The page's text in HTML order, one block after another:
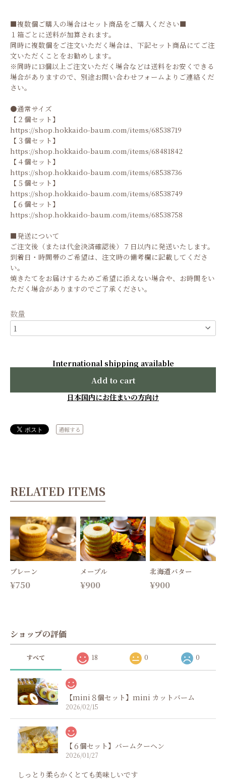
■複数個ご購入の場合はセット商品をご購入ください■
１箱ごとに送料が加算されます。
同時に複数個をご注文いただく場合は、下記セット商品にてご注
文いただくことをお勧めします。
※同時に13個以上ご注文いただく場合などは送料をお安くできる
場合がありますので、別途お問い合わせフォームよりご連絡くだ
さい。
●通常サイズ
【２個セット】
https://shop.hokkaido-baum.com/items/68538719
【３個セット】
https://shop.hokkaido-baum.com/items/68481842
【４個セット】
https://shop.hokkaido-baum.com/items/68538736
【５個セット】
https://shop.hokkaido-baum.com/items/68538749
【６個セット】
https://shop.hokkaido-baum.com/items/68538758
■発送について
ご注文後（または代金決済確認後）７日以内に発送いたします。
到着日・時間帯のご希望は、注文時の備考欄に記載してくださ
い。
焼きたてをお届けするためご希望に添えない場合や、お時間をい
ただく場合がありますのでご了承ください。
数量
International shipping available
Add to cart
日本国内にお住まいの方向け
通報する
RELATED ITEMS
プレーン
¥750
メープル
¥900
北海道バター
¥900
ショップの評価
すべて 18 0 0
【mini８個セット】mini カットバーム
2026/02/15
【６個セット】バームクーヘン
2026/01/27
しっとり柔らかくとても美味しいです